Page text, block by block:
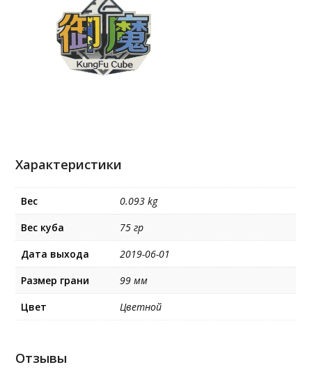
Характеристики
Вес
0.093 kg
Вес куба
75 гр
Дата выхода
2019-06-01
Размер грани
99 мм
Цвет
Цветной
Отзывы